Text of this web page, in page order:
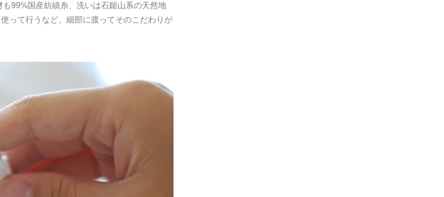
99%国産紡績糸、洗いは石鎚山系の天然地
って行うなど、細部に渡ってそのこだわりが